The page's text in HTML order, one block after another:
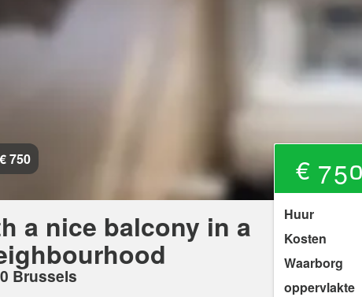
€ 750
a nice balcony in a
Brussels
€ 750
Huur
Kosten
Waarborg
oppervlakte